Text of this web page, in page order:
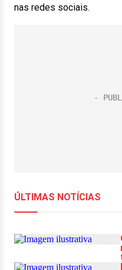
nas redes sociais.